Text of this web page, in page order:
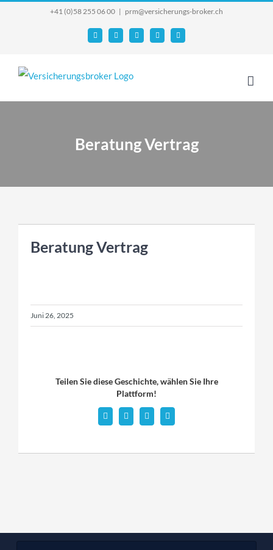
+41 (0)58 255 06 00 | prm@versicherungs-broker.ch
Email FacebookYouTube
X Instagram
Beratung Vertrag
Beratung Vertrag
Juni 26, 2025
Teilen Sie diese Geschichte, wählen Sie Ihre
Plattform!
Facebook
X WhatsApp
Email